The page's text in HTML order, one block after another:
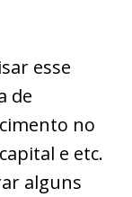
esse
de
no
e etc.
alguns